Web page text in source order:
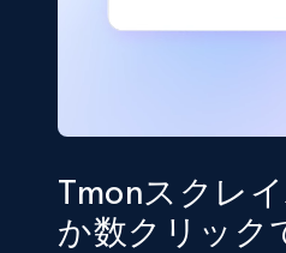
Tmonスクレ
か数クリック